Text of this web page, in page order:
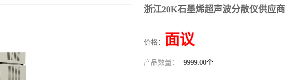
浙江20K石墨烯超声波分散仪供应商
价格： 面议
产品数量： 9999.00个